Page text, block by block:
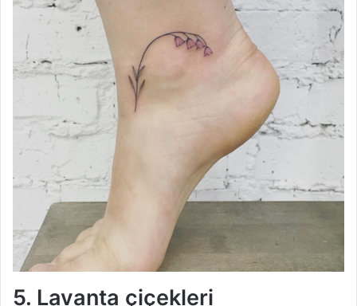
5. Lavanta çiçekleri